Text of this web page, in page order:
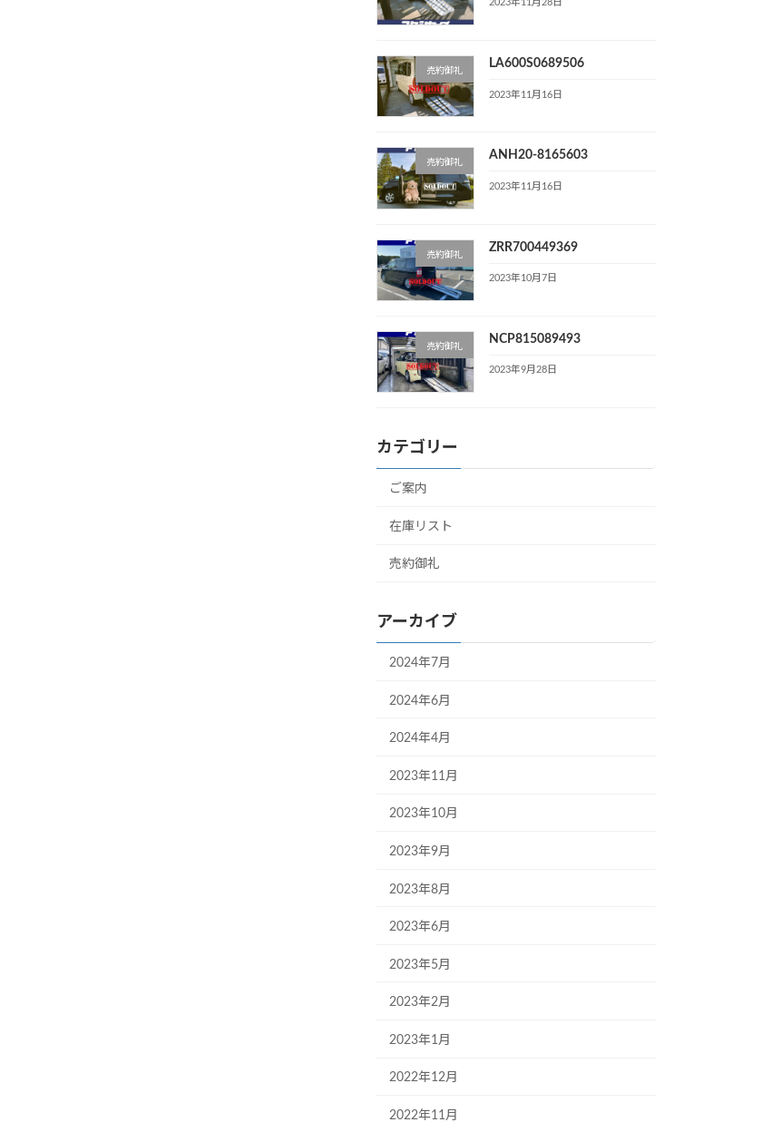
2023年11月28日
売約御礼
LA600S0689506
2023年11月16日
売約御礼
ANH20-8165603
2023年11月16日
売約御礼
ZRR700449369
2023年10月7日
売約御礼
NCP815089493
2023年9月28日
カテゴリー
ご案内
在庫リスト
売約御礼
アーカイブ
2024年7月
2024年6月
2024年4月
2023年11月
2023年10月
2023年9月
2023年8月
2023年6月
2023年5月
2023年2月
2023年1月
2022年12月
2022年11月